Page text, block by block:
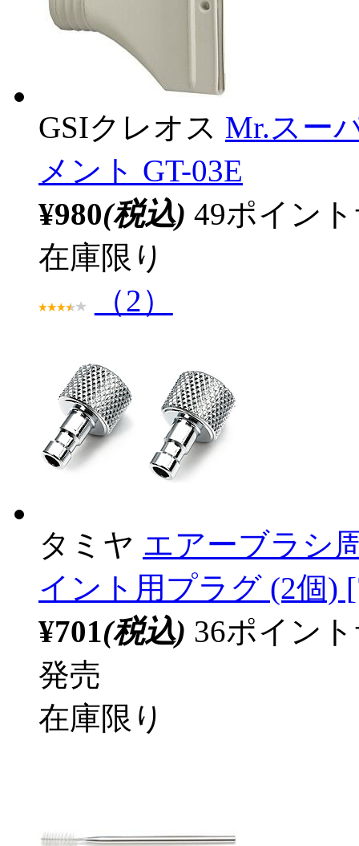
GSIクレオス Mr.スー
メント GT-03E
¥980(税込) 49ポイン
在庫限り
（2）
タミヤ エアーブラシ
イント用プラグ (2個)
¥701(税込) 36ポイン
発売
在庫限り